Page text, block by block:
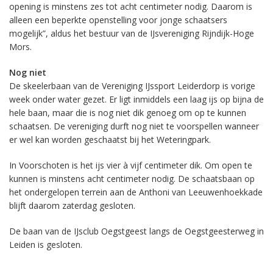
opening is minstens zes tot acht centimeter nodig. Daarom is
alleen een beperkte openstelling voor jonge schaatsers
mogelijk”, aldus het bestuur van de IJsvereniging Rijndijk-Hoge
Mors.
Nog niet
De skeelerbaan van de Vereniging IJssport Leiderdorp is vorige
week onder water gezet. Er ligt inmiddels een laag ijs op bijna de
hele baan, maar die is nog niet dik genoeg om op te kunnen
schaatsen. De vereniging durft nog niet te voorspellen wanneer
er wel kan worden geschaatst bij het Weteringpark.
In Voorschoten is het ijs vier à vijf centimeter dik. Om open te
kunnen is minstens acht centimeter nodig. De schaatsbaan op
het ondergelopen terrein aan de Anthoni van Leeuwenhoekkade
blijft daarom zaterdag gesloten.
De baan van de IJsclub Oegstgeest langs de Oegstgeesterweg in
Leiden is gesloten.